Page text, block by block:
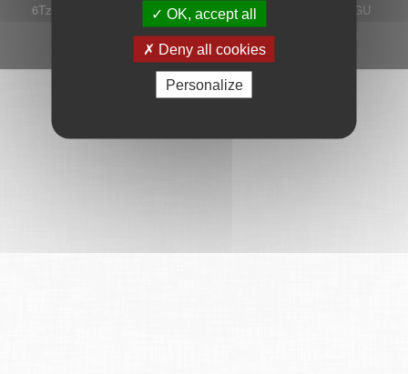
OK, accept all
Deny all cookies
Personalize
6Tzen ©2015 - Tous droits réservés Mentions légales
CGU
Plan du site
FAQ
Contact
Ce service est proposé par6Tzen